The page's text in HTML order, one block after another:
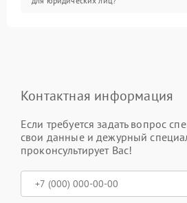
Контактная информация
Если требуется задать вопрос
свои данные и дежурный
проконсультирует Вас!